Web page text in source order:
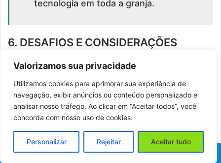
Valorizamos sua privacidade
Utilizamos cookies para aprimorar sua experiência de
navegação, exibir anúncios ou conteúdo personalizado e
analisar nosso tráfego. Ao clicar em “Aceitar todos”, você
concorda com nosso uso de cookies.
Personalizar Rejeitar Aceitar tudo
tecnologia em toda a granja.
6. DESAFIOS E CONSIDERAÇÕES
Barreiras para a Adoção da IoT
Custo Inicial
A implementação de sistemas IoT pode ser
compensam o investimento.